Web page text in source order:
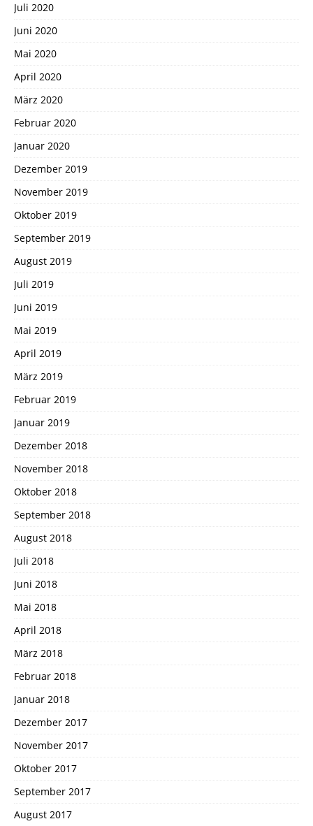
Juli 2020
Juni 2020
Mai 2020
April 2020
März 2020
Februar 2020
Januar 2020
Dezember 2019
November 2019
Oktober 2019
September 2019
August 2019
Juli 2019
Juni 2019
Mai 2019
April 2019
März 2019
Februar 2019
Januar 2019
Dezember 2018
November 2018
Oktober 2018
September 2018
August 2018
Juli 2018
Juni 2018
Mai 2018
April 2018
März 2018
Februar 2018
Januar 2018
Dezember 2017
November 2017
Oktober 2017
September 2017
August 2017